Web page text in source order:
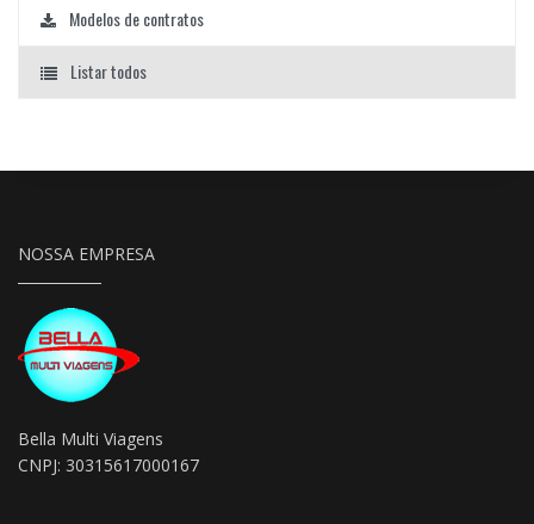
Modelos de contratos
Listar todos
NOSSA EMPRESA
Bella Multi Viagens
CNPJ: 30315617000167